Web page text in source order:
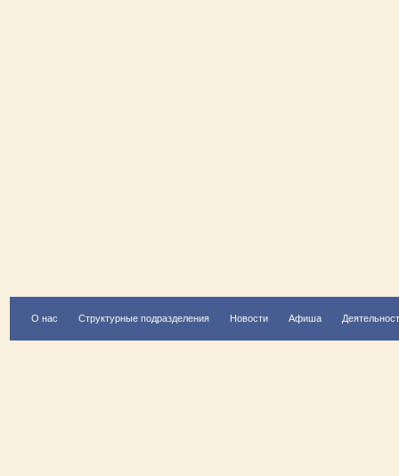
О нас Структурные подразделения Новости Афиша